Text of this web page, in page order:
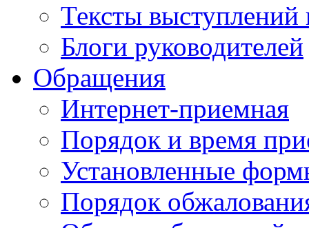
Тексты выступлений
Блоги руководителей
Обращения
Интернет-приемная
Порядок и время
Установленные
Порядок